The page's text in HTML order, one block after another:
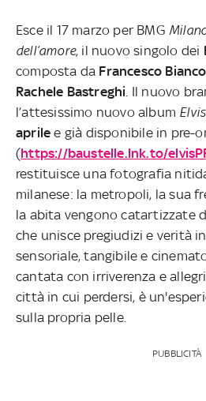
Esce il 17 marzo per BMG
dell’amore, il nuovo singolo dei
composta da Francesco
Rachele Bastreghi . Il nuovo
l’attesissimo nuovo album Elvis
aprile e già disponibile in pre-
(https://baustelle.lnk.to/
restituisce una fotografia
milanese: la metropoli, la sua
la abita vengono catartizzate
che unisce pregiudizi e verità
sensoriale, tangibile e
cantata con irriverenza e
città in cui perdersi, è
sulla propria pelle.
PUBBLICITÀ